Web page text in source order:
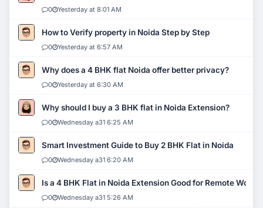
0 Yesterday at 8:01 AM
How to Verify property in Noida Step by Step
0 Yesterday at 6:57 AM
Why does a 4 BHK flat Noida offer better privacy?
0 Yesterday at 6:30 AM
Why should I buy a 3 BHK flat in Noida Extension?
0 Wednesday a31 6:25 AM
Smart Investment Guide to Buy 2 BHK Flat in Noida
0 Wednesday a31 6:20 AM
Is a 4 BHK Flat in Noida Extension Good for Remote Work?
0 Wednesday a31 5:26 AM